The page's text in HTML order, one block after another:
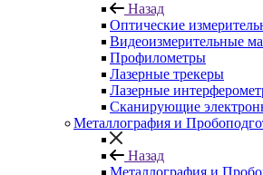
Назад
Оптические
Видеоизмерительные
Профилометры
Лазерные трекеры
Лазерные
Сканирующие
Металлография и
Назад
Металлография и